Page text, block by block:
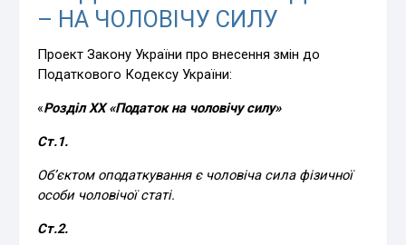
– НА ЧОЛОВІЧУ СИЛУ
Проект Закону України про внесення змін до
Податкового Кодексу України:
«Розділ ХХ «Податок на чоловічу силу»
Ст.1.
Об’єктом оподаткування є чоловіча сила фізичної
особи чоловічої статі.
Ст.2.